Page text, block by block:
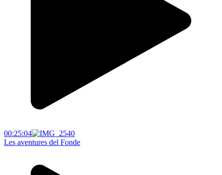
00:25:04
Les aventures del Fonde